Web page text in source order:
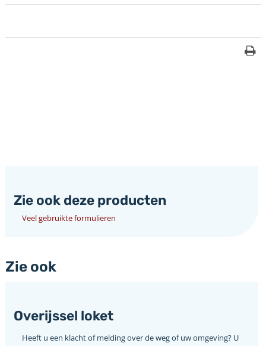
Zie ook deze producten
Veel gebruikte formulieren
Zie ook
Overijssel loket
Heeft u een klacht of melding over de weg of uw omgeving? U